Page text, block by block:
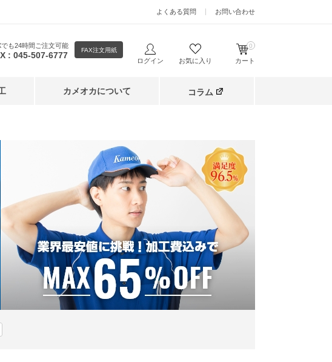
よくある質問 お問い合わせ
でも24時間ご注文可能
: 045-507-6777 FAX注文用紙
ログイン お気に入り カート
0
カメオカについて コラム